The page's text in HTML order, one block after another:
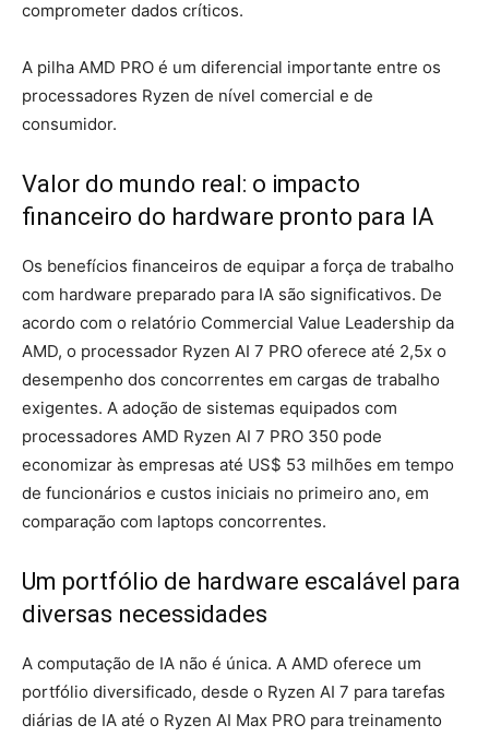
comprometer dados críticos.
A pilha AMD PRO é um diferencial importante entre os
processadores Ryzen de nível comercial e de
consumidor.
Valor do mundo real: o impacto
financeiro do hardware pronto para IA
Os benefícios financeiros de equipar a força de trabalho
com hardware preparado para IA são significativos. De
acordo com o relatório Commercial Value Leadership da
AMD, o processador Ryzen AI 7 PRO oferece até 2,5x o
desempenho dos concorrentes em cargas de trabalho
exigentes. A adoção de sistemas equipados com
processadores AMD Ryzen AI 7 PRO 350 pode
economizar às empresas até US$ 53 milhões em tempo
de funcionários e custos iniciais no primeiro ano, em
comparação com laptops concorrentes.
Um portfólio de hardware escalável para
diversas necessidades
A computação de IA não é única. A AMD oferece um
portfólio diversificado, desde o Ryzen AI 7 para tarefas
diárias de IA até o Ryzen AI Max PRO para treinamento